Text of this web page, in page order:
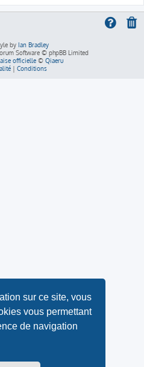
sur ce site, vous
vous permettant
de navigation
by Ian Bradley
Software © phpBB Limited
officielle© Qiaeru
| Conditions